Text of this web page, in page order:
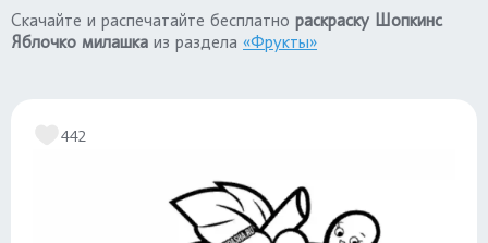
Скачайте и распечатайте бесплатно раскраску Шопкинс
Яблочко милашка из раздела «Фрукты»
442